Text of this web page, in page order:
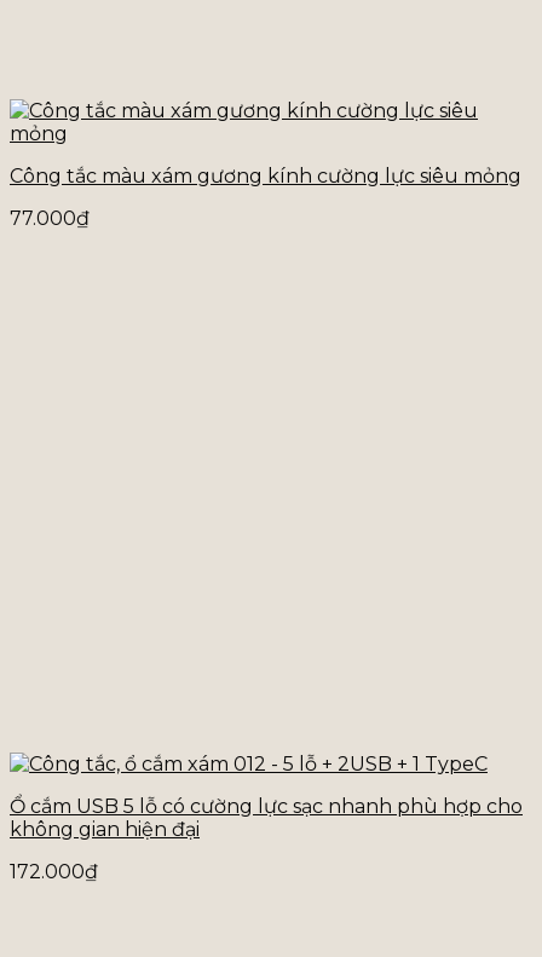
Công tắc màu xám gương kính cường lực siêu mỏng
77.000₫
Ổ cắm USB 5 lỗ có cường lực sạc nhanh phù hợp cho
không gian hiện đại
172.000₫